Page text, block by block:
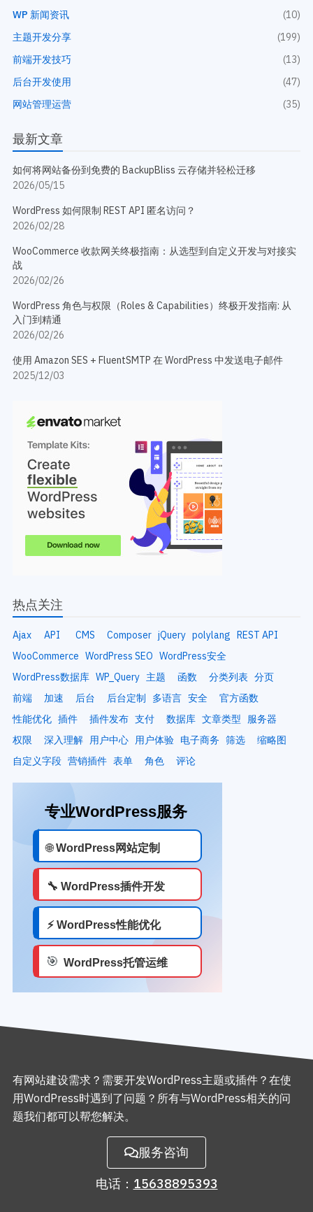
WP 新闻资讯
(10)
主题开发分享
(199)
前端开发技巧
(13)
后台开发使用
(47)
网站管理运营
(35)
最新文章
如何将网站备份到免费的 BackupBliss 云存储并轻松迁移
2026/05/15
WordPress 如何限制 REST API 匿名访问？
2026/02/28
WooCommerce 收款网关终极指南：从选型到自定义开发与对接实
战
2026/02/26
WordPress 角色与权限（Roles & Capabilities）终极开发指南: 从
入门到精通
2026/02/26
使用 Amazon SES + FluentSMTP 在 WordPress 中发送电子邮件
2025/12/03
热点关注
Ajax API CMS Composer jQuery polylang REST API
WooCommerce WordPress SEO WordPress安全
WordPress数据库 WP_Query 主题 函数 分类列表 分页
前端
加速 后台 后台定制 多语言 安全
官方函数
性能优化 插件 插件发布 支付 数据库 文章类型
服务器
权限
深入理解 用户中心 用户体验 电子商务 筛选
缩略图
自定义字段 营销插件 表单 角色 评论
有网站建设需求？需要开发WordPress主题或插件？在使
用WordPress时遇到了问题？所有与WordPress相关的问
题我们都可以帮您解决。
服务咨询
电话： 15638895393